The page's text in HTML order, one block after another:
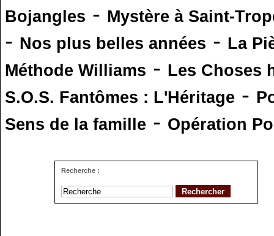
Bojangles - Mystère à Saint-
- Nos plus belles années - La
Méthode Williams - Les Choses
S.O.S. Fantômes : L'Héritage -
Sens de la famille - Opération
Recherche :